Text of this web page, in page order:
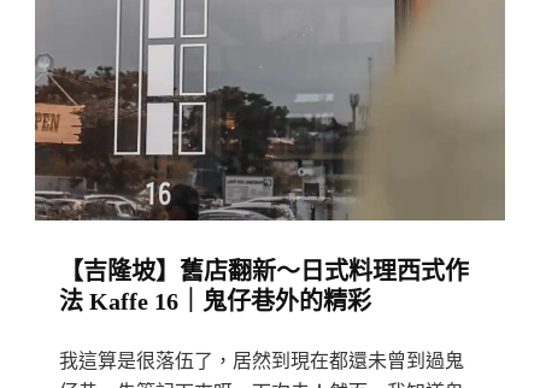
健
康
主
義
咖
館
The
Of
【吉隆坡】舊店翻新～日式料理西式作
法 Kaffe 16｜鬼仔巷外的精彩
我這算是很落伍了，居然到現在都還未曾到過鬼